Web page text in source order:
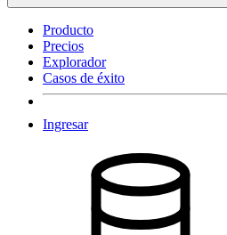
Producto
Precios
Explorador
Casos de éxito
Ingresar